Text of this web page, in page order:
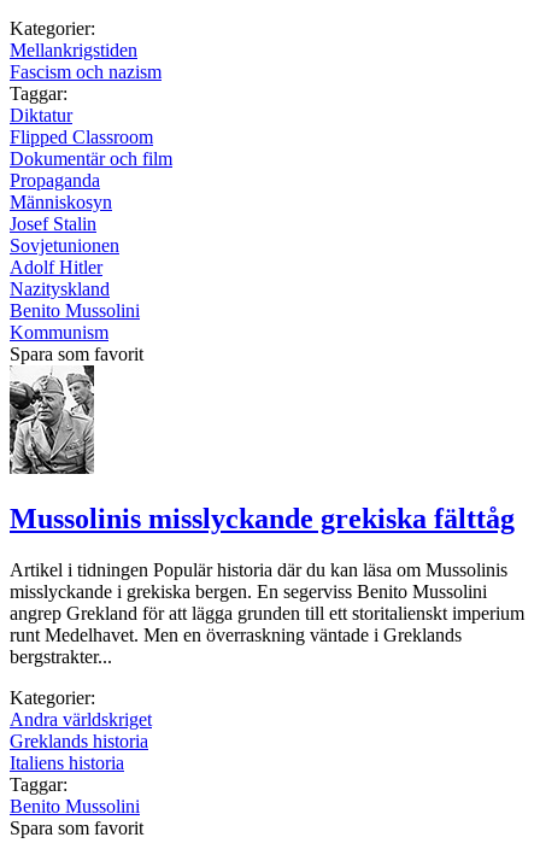
Kategorier:
Mellankrigstiden
Fascism och nazism
Taggar:
Diktatur
Flipped Classroom
Dokumentär och film
Propaganda
Människosyn
Josef Stalin
Sovjetunionen
Adolf Hitler
Nazityskland
Benito Mussolini
Kommunism
Spara som favorit
Mussolinis misslyckande grekiska fälttåg
Artikel i tidningen Populär historia där du kan läsa om Mussolinis
misslyckande i grekiska bergen. En segerviss Benito Mussolini
angrep Grekland för att lägga grunden till ett storitalienskt imperium
runt Medelhavet. Men en överraskning väntade i Greklands
bergstrakter...
Kategorier:
Andra världskriget
Greklands historia
Italiens historia
Taggar:
Benito Mussolini
Spara som favorit